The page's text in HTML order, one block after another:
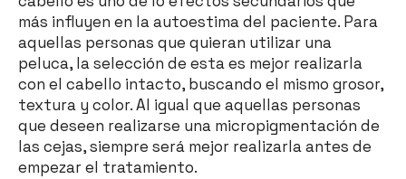
más influyen en la autoestima del paciente. Para
aquellas personas que quieran utilizar una
peluca, la selección de esta es mejor realizarla
con el cabello intacto, buscando el mismo grosor,
textura y color. Al igual que aquellas personas
que deseen realizarse una micropigmentación de
las cejas, siempre será mejor realizarla antes de
empezar el tratamiento.